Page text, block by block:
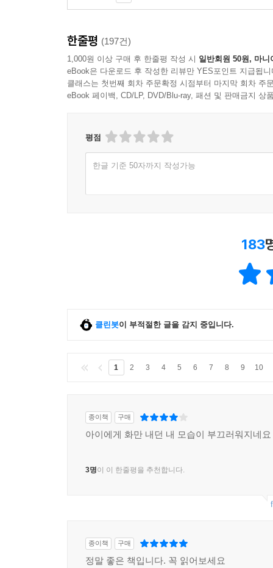
한줄평 (197건)
1,000원 이상 구매 후 한줄평 작성 시 일반회원 50원, 마니
eBook은 다운로드 후 작성한 리뷰만 YES포인트 지급됩니
클래스는 첫번째 회차 주문확정 시점부터 마지막 회차 주
eBook 페이백, CD/LP, DVD/Blu-ray, 패션 및 판매금지 상
평점
한글 기준 50자까지 작성가능
183
클린봇이 부적절한 글을 감지 중입니다.
1 2 3 4 5 6 7 8 9 10
종이책 구매
아이에게 화만 내던 내 모습이 부끄러워지네요
3명이 이 한줄평을 추천합니다.
종이책 구매
정말 좋은 책입니다. 꼭 읽어보세요